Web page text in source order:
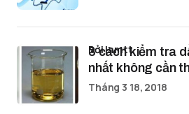
3 cách kiểm tra
nhất không cần
bởi lamtt
Tháng 3 18, 2018